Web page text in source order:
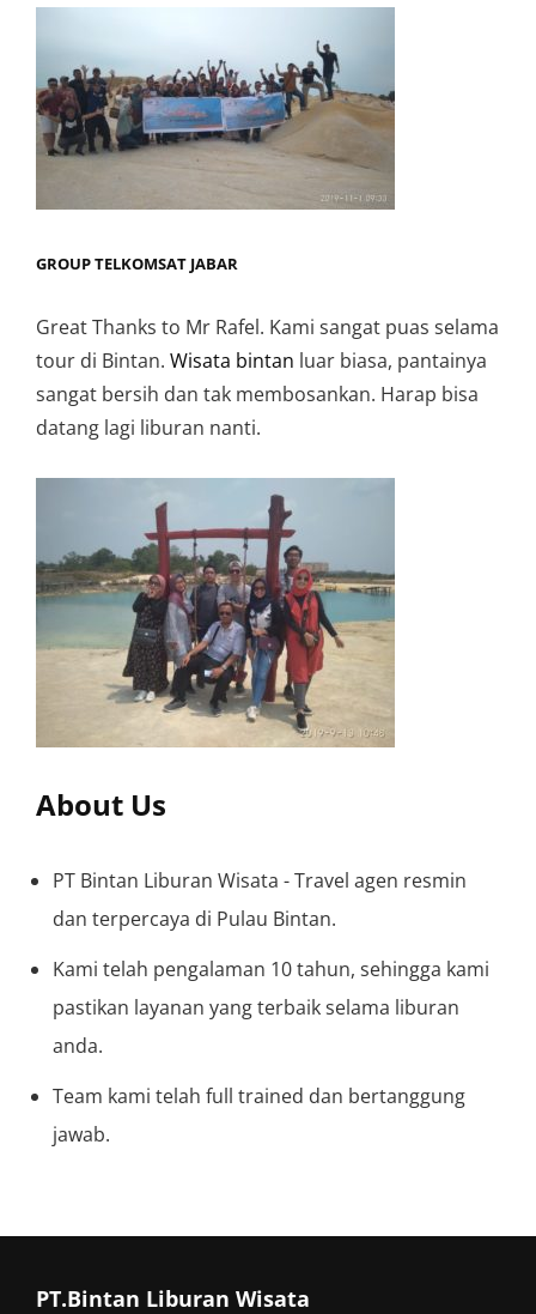
GROUP TELKOMSAT JABAR
Great Thanks to Mr Rafel. Kami sangat puas selama
tour di Bintan. Wisata bintan luar biasa, pantainya
sangat bersih dan tak membosankan. Harap bisa
datang lagi liburan nanti.
About Us
PT Bintan Liburan Wisata - Travel agen resmin
dan terpercaya di Pulau Bintan.
Kami telah pengalaman 10 tahun, sehingga kami
pastikan layanan yang terbaik selama liburan
anda.
Team kami telah full trained dan bertanggung
jawab.
PT.Bintan Liburan Wisata